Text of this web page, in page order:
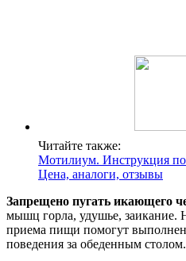
Читайте также:
Мотилиум. Инструкция
Цена, аналоги, отзывы
Запрещено пугать икающего
мышц горла, удушье, заикание.
приема пищи помогут
поведения за обеденным столом.